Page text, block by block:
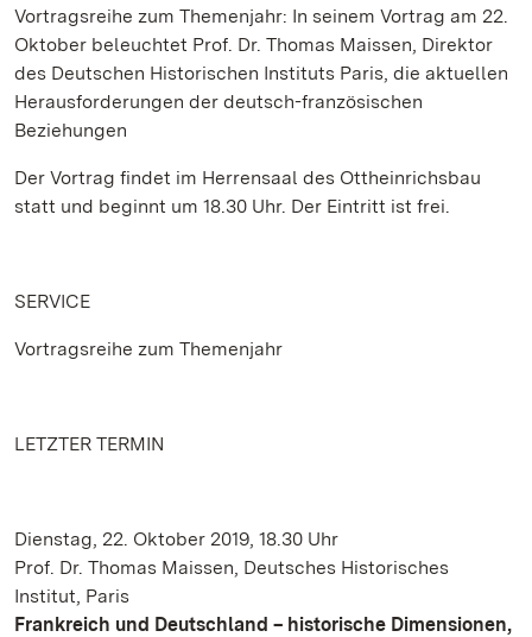
Vortragsreihe zum Themenjahr: In seinem Vortrag am 22.
Oktober beleuchtet Prof. Dr. Thomas Maissen, Direktor
des Deutschen Historischen Instituts Paris, die aktuellen
Herausforderungen der deutsch-französischen
Beziehungen
Der Vortrag findet im Herrensaal des Ottheinrichsbau
statt und beginnt um 18.30 Uhr. Der Eintritt ist frei.
SERVICE
Vortragsreihe zum Themenjahr
LETZTER TERMIN
Dienstag, 22. Oktober 2019, 18.30 Uhr
Prof. Dr. Thomas Maissen, Deutsches Historisches
Institut, Paris
Frankreich und Deutschland – historische Dimensionen,